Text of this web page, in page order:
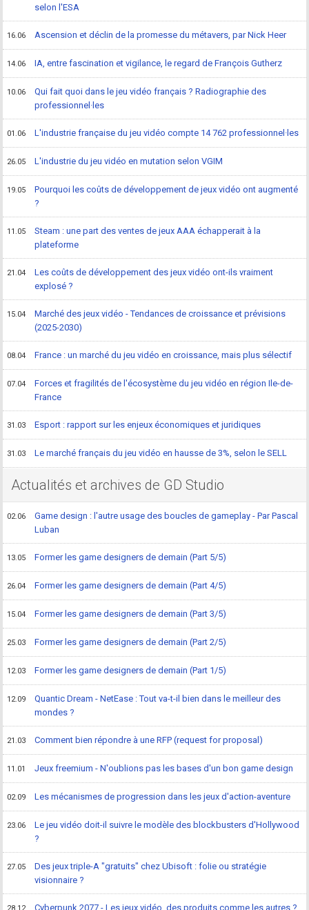
selon l'ESA
16.06 Ascension et déclin de la promesse du métavers, par Nick Heer
14.06 IA, entre fascination et vigilance, le regard de François Gutherz
10.06
Qui fait quoi dans le jeu vidéo français ? Radiographie des
professionnel·les
01.06 L'industrie française du jeu vidéo compte 14 762 professionnel·les
26.05 L'industrie du jeu vidéo en mutation selon VGIM
19.05
Pourquoi les coûts de développement de jeux vidéo ont augmenté
?
11.05
Steam : une part des ventes de jeux AAA échapperait à la
plateforme
21.04
Les coûts de développement des jeux vidéo ont-ils vraiment
explosé ?
15.04
Marché des jeux vidéo - Tendances de croissance et prévisions
(2025-2030)
08.04 France : un marché du jeu vidéo en croissance, mais plus sélectif
07.04
Forces et fragilités de l'écosystème du jeu vidéo en région Ile-de-
France
31.03 Esport : rapport sur les enjeux économiques et juridiques
31.03 Le marché français du jeu vidéo en hausse de 3%, selon le SELL
Actualités et archives de GD Studio
02.06
Game design : l'autre usage des boucles de gameplay - Par Pascal
Luban
13.05 Former les game designers de demain (Part 5/5)
26.04 Former les game designers de demain (Part 4/5)
15.04 Former les game designers de demain (Part 3/5)
25.03 Former les game designers de demain (Part 2/5)
12.03 Former les game designers de demain (Part 1/5)
12.09
Quantic Dream - NetEase : Tout va-t-il bien dans le meilleur des
mondes ?
21.03 Comment bien répondre à une RFP (request for proposal)
11.01 Jeux freemium - N'oublions pas les bases d'un bon game design
02.09 Les mécanismes de progression dans les jeux d'action-aventure
23.06
Le jeu vidéo doit-il suivre le modèle des blockbusters d'Hollywood
?
27.05
Des jeux triple-A "gratuits" chez Ubisoft : folie ou stratégie
visionnaire ?
Cyberpunk 2077 - Les jeux vidéo, des produits comme les autres ?